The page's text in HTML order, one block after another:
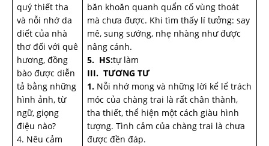
quý thiết tha
và nỗi nhớ da
diết của nhà
thơ đối với quê
hương, đồng
bào được diễn
tả bằng những
hình ảnh, từ
ngữ, giọng
điệu nào?
4. Nêu cảm
băn khoăn quanh quẩn cố vùng thoát
mà chưa được. Khi tìm thấy lí tưởng: say
mê, sung sướng, nhẹ nhàng như được
nâng cánh.
5. HS:tự làm
III. TƯƠNG TƯ
1. Nỗi nhớ mong và những lời kể lể trách
móc của chàng trai là rất chân thành,
tha thiết, thể hiện một cách giàu hình
tượng. Tình cảm của chàng trai là chưa
được đền đáp.